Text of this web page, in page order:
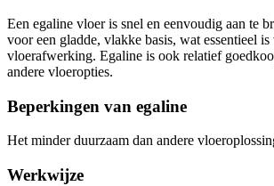
Een egaline vloer is snel en eenvoudig aan te
voor een gladde, vlakke basis, wat essentieel
vloerafwerking. Egaline is ook relatief
andere vloeropties.
Beperkingen van egaline
Het minder duurzaam dan andere
Werkwijze